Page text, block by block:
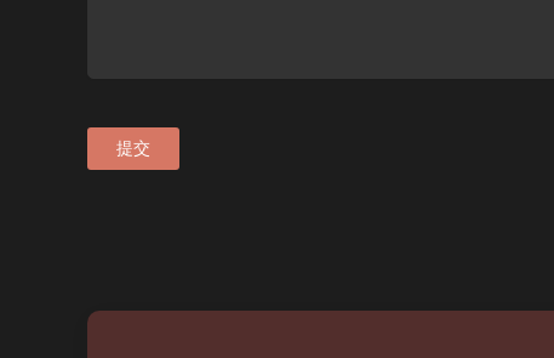
提交